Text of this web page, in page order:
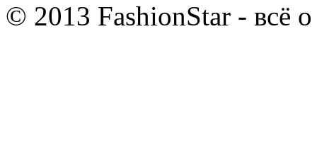
© 2013 FashionStar - всё